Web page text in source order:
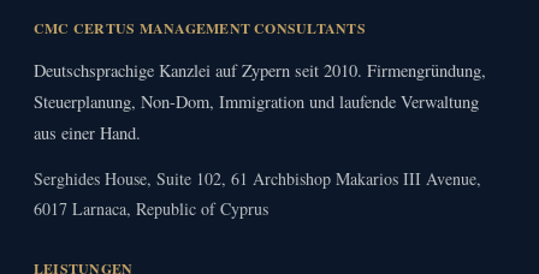
CMC CERTUS MANAGEMENT CONSULTANTS
Deutschsprachige Kanzlei auf Zypern seit 2010. Firmengründung,
Steuerplanung, Non-Dom, Immigration und laufende Verwaltung
aus einer Hand.
Serghides House, Suite 102, 61 Archbishop Makarios III Avenue,
6017 Larnaca, Republic of Cyprus
LEISTUNGEN